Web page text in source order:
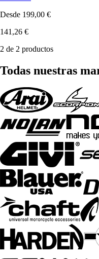
Desde 199,00 €
141,26 €
2 de 2 productos
Todas nuestras